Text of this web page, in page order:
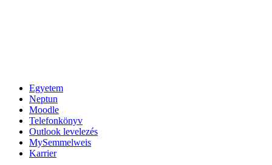
Egyetem
Neptun
Moodle
Telefonkönyv
Outlook levelezés
MySemmelweis
Karrier